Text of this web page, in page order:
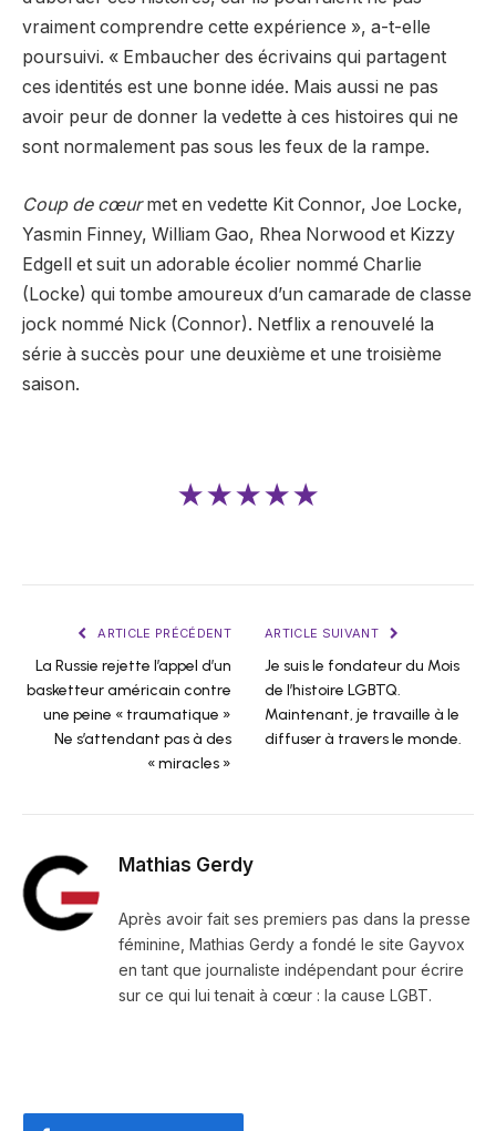
vraiment comprendre cette expérience », a-t-elle
poursuivi. « Embaucher des écrivains qui partagent
ces identités est une bonne idée. Mais aussi ne pas
avoir peur de donner la vedette à ces histoires qui ne
sont normalement pas sous les feux de la rampe.
Coup de cœurmet en vedette Kit Connor, Joe Locke,
Yasmin Finney, William Gao, Rhea Norwood et Kizzy
Edgell et suit un adorable écolier nommé Charlie
(Locke) qui tombe amoureux d’un camarade de classe
jock nommé Nick (Connor). Netflix a renouvelé la
série à succès pour une deuxième et une troisième
saison.
★★★★★
ARTICLE PRÉCÉDENT
La Russie rejette l’appel d’un
basketteur américain contre
une peine « traumatique »
Ne s’attendant pas à des
« miracles »
ARTICLE SUIVANT
Je suis le fondateur du Mois
de l’histoire LGBTQ.
Maintenant, je travaille à le
diffuser à travers le monde.
Mathias Gerdy
Après avoir fait ses premiers pas dans la presse
féminine, Mathias Gerdy a fondé le site Gayvox
en tant que journaliste indépendant pour écrire
sur ce qui lui tenait à cœur : la cause LGBT.